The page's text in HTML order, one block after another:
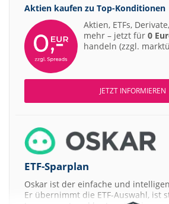
Aktien kaufen zu Top-Konditionen
Aktien, ETFs,
mehr – jetzt für 0
handeln (zzgl.
JETZT INFORMIEREN
ETF-Sparplan
Oskar ist der einfache und
Er übernimmt die ETF-Auswahl, ist